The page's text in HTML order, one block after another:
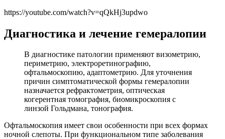
https://youtube.com/watch?v=qQkHj3updwo
Диагностика и лечение гемералопии
В диагностике патологии применяют визометрию,
периметрию, электроретинографию,
офтальмоскопию, адаптометрию. Для уточнения
причин симптоматической формы гемералопии
назначается рефрактометрия, оптическая
когерентная томография, биомикроскопия с
линзой Гольдмана, тонография.
Офтальмоскопия имеет свои особенности при всех формах
ночной слепоты. При функциональном типе заболевания